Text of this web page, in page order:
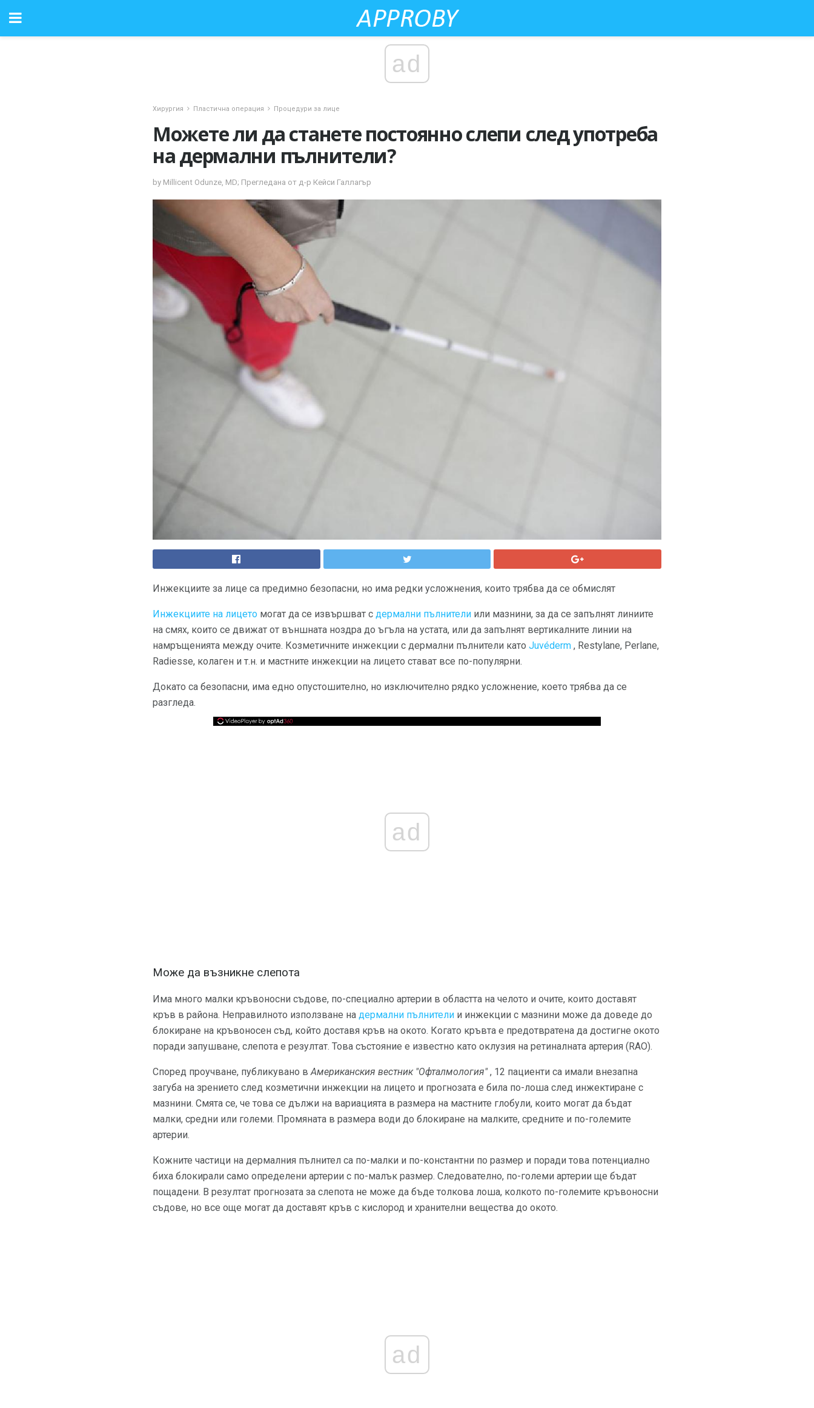
ad
Хирургия Пластична операция Процедури за лице
Можете ли да станете постоянно слепи след употреба
на дермални пълнители?
by Millicent Odunze, MD; Прегледана от д-р Кейси Галлагър
Инжекциите за лице са предимно безопасни, но има редки усложнения, които трябва да се обмислят
Инжекциите на лицето могат да се извършват с дермални пълнители или мазнини, за да се запълнят линиите
на смях, които се движат от външната ноздра до ъгъла на устата, или да запълнят вертикалните линии на
намръщенията между очите. Козметичните инжекции с дермални пълнители като Juvéderm , Restylane, Perlane,
Radiesse, колаген и т.н. и мастните инжекции на лицето стават все по-популярни.
Докато са безопасни, има едно опустошително, но изключително рядко усложнение, което трябва да се
разгледа.
ad
Може да възникне слепота
Има много малки кръвоносни съдове, по-специално артерии в областта на челото и очите, които доставят
кръв в района. Неправилното използване на дермални пълнители и инжекции с мазнини може да доведе до
блокиране на кръвоносен съд, който доставя кръв на окото. Когато кръвта е предотвратена да достигне окото
поради запушване, слепота е резултат. Това състояние е известно като оклузия на ретиналната артерия (RAO).
Според проучване, публикувано вАмериканския вестник "Офталмология", 12 пациенти са имали внезапна
загуба на зрението след козметични инжекции на лицето и прогнозата е била по-лоша след инжектиране с
мазнини. Смята се, че това се дължи на вариацията в размера на мастните глобули, които могат да бъдат
малки, средни или големи. Промяната в размера води до блокиране на малките, средните и по-големите
артерии.
Кожните частици на дермалния пълнител са по-малки и по-константни по размер и поради това потенциално
биха блокирали само определени артерии с по-малък размер. Следователно, по-големи артерии ще бъдат
пощадени. В резултат прогнозата за слепота не може да бъде толкова лоша, колкото по-големите кръвоносни
съдове, но все още могат да доставят кръв с кислород и хранителни вещества до окото.
ad